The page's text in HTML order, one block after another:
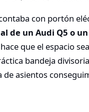
con portón
de un Audi Q5 o
que el espacio
bandeja
asientos